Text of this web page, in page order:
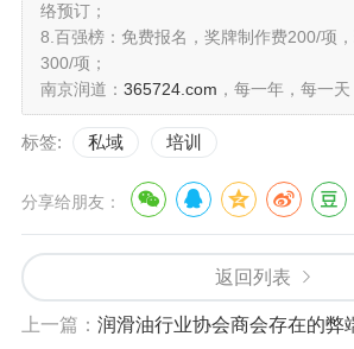
络预订；
8.百强榜：免费报名，奖牌制作费200/项
300/项；
南京润道： 365724.com ，每一年，每一
标签: 私域 培训
分享给朋友：
返回列表
上一篇： 润滑油行业协会商会存在的弊